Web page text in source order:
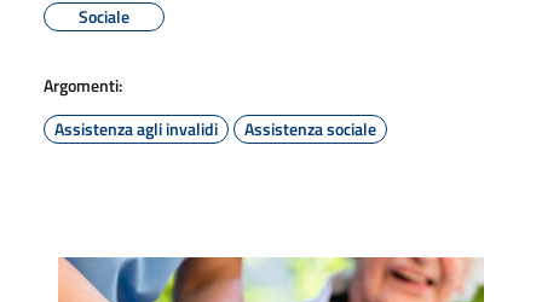
Sociale
Argomenti:
Assistenza agli invalidi
Assistenza sociale